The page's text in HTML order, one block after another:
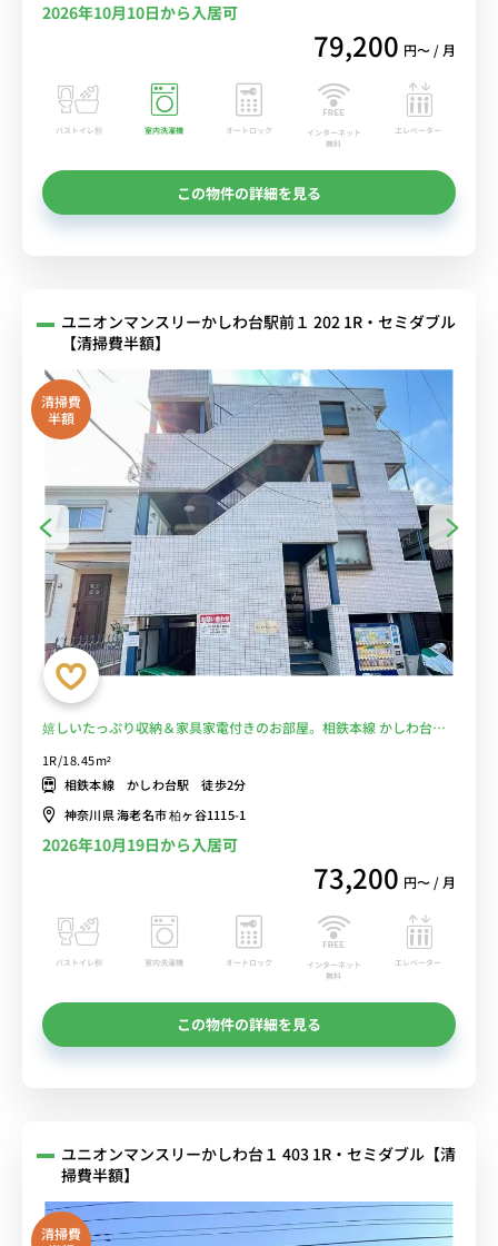
2026年10月10日から入居可
79,200 円〜 / 月
バストイレ別 室内洗濯機 オートロック
インターネット
無料
エレベーター
この物件の詳細を見る
ユニオンマンスリーかしわ台駅前１ 202 1R・セミダブル
【清掃費半額】
清掃費
半額
嬉しいたっぷり収納＆家具家電付きのお部屋。相鉄本線 かしわ台駅
タル中！
1R/18.45m²
相鉄本線 かしわ台駅 徒歩2分
神奈川県 海老名市 柏ヶ谷1115-1
2026年10月19日から入居可
73,200 円〜 / 月
バストイレ別 室内洗濯機 オートロック
インターネット
無料
エレベーター
この物件の詳細を見る
ユニオンマンスリーかしわ台１ 403 1R・セミダブル【清
掃費半額】
清掃費